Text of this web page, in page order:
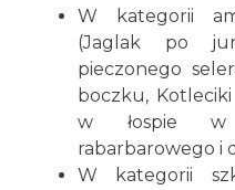
W kategorii
(Jaglak po
pieczonego
boczku,
w łospie w
rabarbarowego i
W kategorii